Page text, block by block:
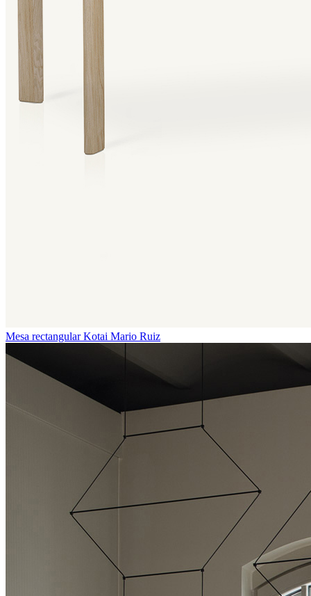
Mesa rectangular Kotai Mario Ruiz